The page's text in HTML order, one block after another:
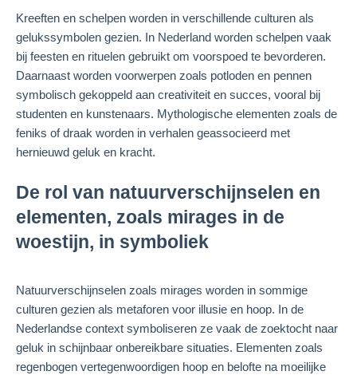
Kreeften en schelpen worden in verschillende culturen als
gelukssymbolen gezien. In Nederland worden schelpen vaak
bij feesten en rituelen gebruikt om voorspoed te bevorderen.
Daarnaast worden voorwerpen zoals potloden en pennen
symbolisch gekoppeld aan creativiteit en succes, vooral bij
studenten en kunstenaars. Mythologische elementen zoals de
feniks of draak worden in verhalen geassocieerd met
hernieuwd geluk en kracht.
De rol van natuurverschijnselen en
elementen, zoals mirages in de
woestijn, in symboliek
Natuurverschijnselen zoals mirages worden in sommige
culturen gezien als metaforen voor illusie en hoop. In de
Nederlandse context symboliseren ze vaak de zoektocht naar
geluk in schijnbaar onbereikbare situaties. Elementen zoals
regenbogen vertegenwoordigen hoop en belofte na moeilijke